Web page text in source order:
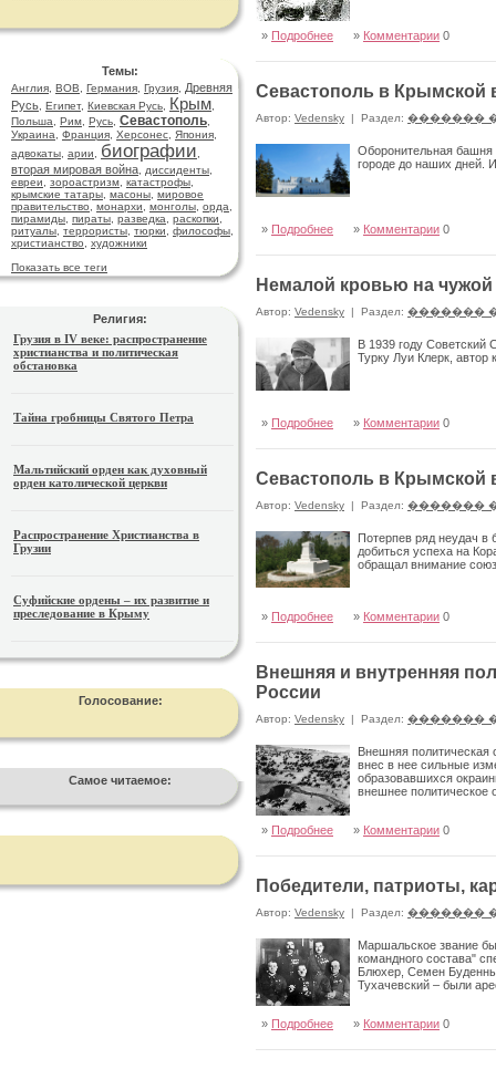
Темы:
Англия ВОВ Германия Грузия
Древняя
Русь Египет, Киевская Русь Крым
Польша
Рим Русь Севастополь
Украина
Франция Херсонес Япония
адвокаты арии биографии
вторая мировая война диссиденты
евреи
зороастризм катастрофы
крымские татары масоны мировое
правительство
монархи монголы орда
пирамиды пираты разведка раскопки
ритуалы террористы тюрки философы
христианство
художники
Показать все теги
Религия:
Грузия в IV веке: распространение
христианства и политическая
обстановка
Тайна гробницы Святого Петра
Мальтийский орден как духовный
орден католической церкви
Распространение Христианства в
Грузии
Суфийские ордены – их развитие и
преследование в Крыму
Голосование:
Самое читаемое:
» Подробнее » Комментарии 0
Севастополь в Крымской
Автор: Vedensky | Раздел: �������
Оборонительная башня
городе до наших дней.
» Подробнее » Комментарии 0
Немалой кровью на
Автор: Vedensky | Раздел: �������
В 1939 году Советский
Турку Луи Клерк, автор
» Подробнее » Комментарии 0
Севастополь в Крымской
Автор: Vedensky | Раздел: �������
Потерпев ряд неудач в
добиться успеха на
обращал внимание
» Подробнее » Комментарии 0
Внешняя и внутренняя
России
Автор: Vedensky | Раздел: �������
Внешняя политическая
внес в нее сильные
образовавшихся
внешнее
» Подробнее » Комментарии 0
Победители, патриоты,
Автор: Vedensky | Раздел: �������
Маршальское звание
командного состава"
Блюхер, Семен
Тухачевский – были
» Подробнее » Комментарии 0